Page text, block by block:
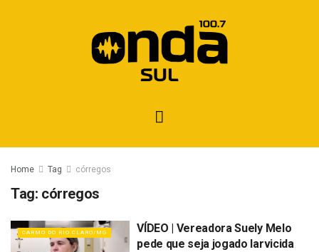
Home Tag córregos
Tag: córregos
CARMO DO RIO CLARO/MG
VÍDEO | Vereadora Suely Melo
pede que seja jogado larvicida